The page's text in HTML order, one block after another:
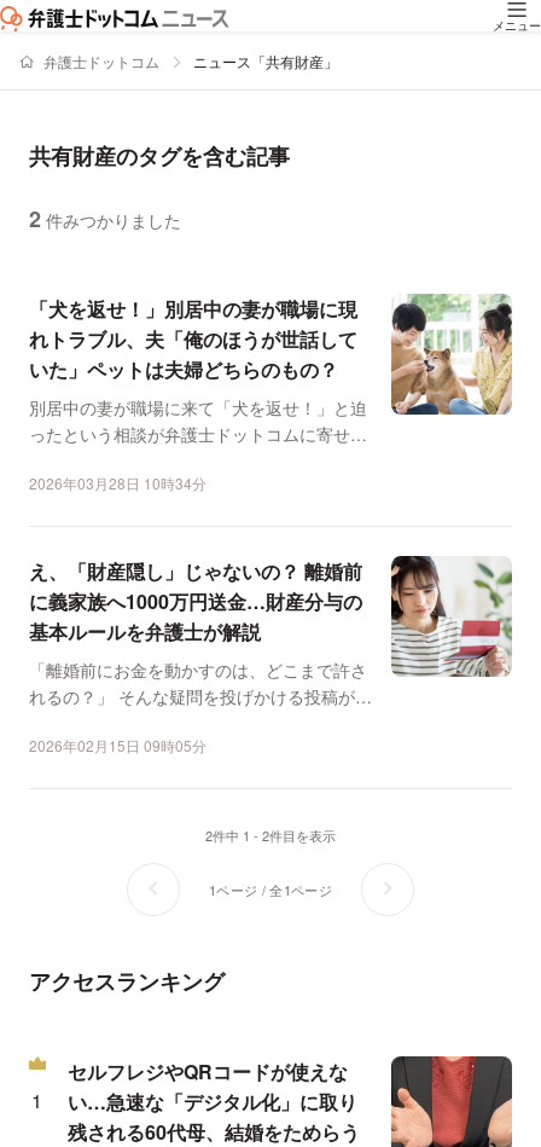
メニュー
弁護士ドットコム ニュース「共有財産」
共有財産のタグを含む記事
2 件みつかりました
「犬を返せ！」別居中の妻が職場に現
れトラブル、夫「俺のほうが世話して
いた」ペットは夫婦どちらのもの？
別居中の妻が職場に来て「犬を返せ！」と迫
ったという相談が弁護士ドットコムに寄せら
2026年03月28日 10時34分
え、「財産隠し」じゃないの？ 離婚前
に義家族へ1000万円送金…財産分与の
基本ルールを弁護士が解説
「離婚前にお金を動かすのは、どこまで許さ
れるの？」 そんな疑問を投げかける投稿が、
2026年02月15日 09時05分
2件中 1 - 2件目を表示
1ページ / 全1ページ
アクセスランキング
セルフレジやQRコードが使えな
い…急速な「デジタル化」に取り
残される60代母、結婚をためらう